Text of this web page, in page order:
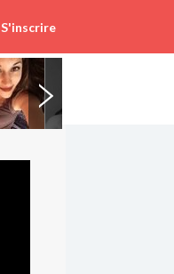
S'inscrire